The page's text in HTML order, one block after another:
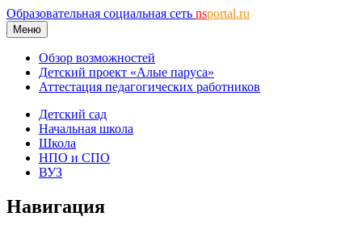
Образовательная социальная сеть nsportal.ru
Меню
Обзор возможностей
Детский проект «Алые паруса»
Аттестация педагогических работников
Детский сад
Начальная школа
Школа
НПО и СПО
ВУЗ
Навигация